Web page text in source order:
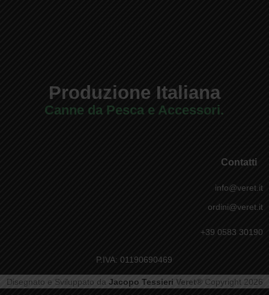
Produzione Italiana
Canne da Pesca e Accessori.
Contatti
info@veret.it
ordini@veret.it
+39 0583 30190
P.IVA: 01190690469
Disegnato e Sviluppato da Jacopo Tessieri Veret®Copyright 2026